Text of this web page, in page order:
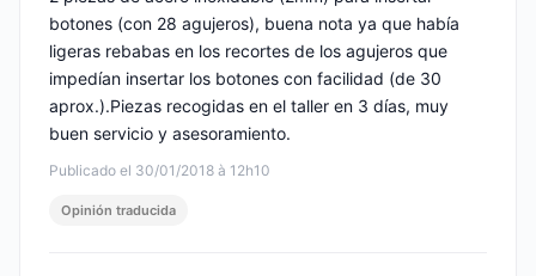
Publicado el 30/01/2018 à 12h10
botones (con 28 agujeros), buena nota ya que había
ligeras rebabas en los recortes de los agujeros que
impedían insertar los botones con facilidad (de 30
aprox.).Piezas recogidas en el taller en 3 días, muy
buen servicio y asesoramiento.
Opinión traducida